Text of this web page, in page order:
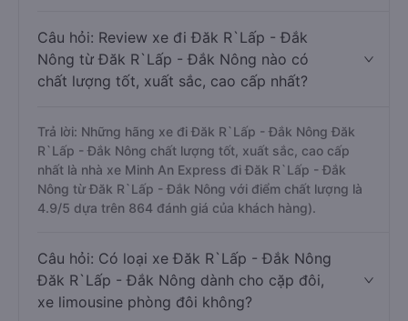
Câu hỏi: Review xe đi Đăk R`Lấp - Đắk
Nông từ Đăk R`Lấp - Đắk Nông nào có
chất lượng tốt, xuất sắc, cao cấp nhất?
Trả lời: Những hãng xe đi Đăk R`Lấp - Đắk Nông Đăk
R`Lấp - Đắk Nông chất lượng tốt, xuất sắc, cao cấp
nhất là nhà xe Minh An Express đi Đăk R`Lấp - Đắk
Nông từ Đăk R`Lấp - Đắk Nông với điểm chất lượng là
4.9/5 dựa trên 864 đánh giá của khách hàng).
Câu hỏi: Có loại xe Đăk R`Lấp - Đắk Nông
Đăk R`Lấp - Đắk Nông dành cho cặp đôi,
xe limousine phòng đôi không?